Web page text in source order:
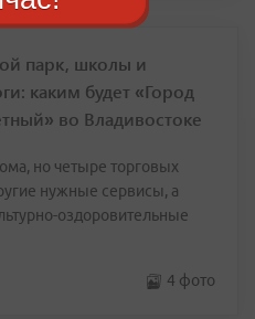
парк, школы и
каким будет «Город
во Владивостоке
но четыре торговых
нужные сервисы, а
оздоровительные
4 фото